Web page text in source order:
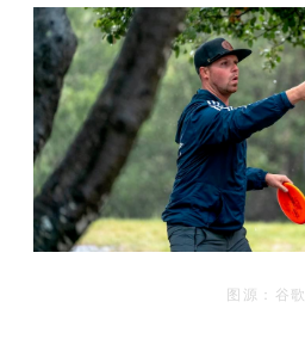
图源：谷歌